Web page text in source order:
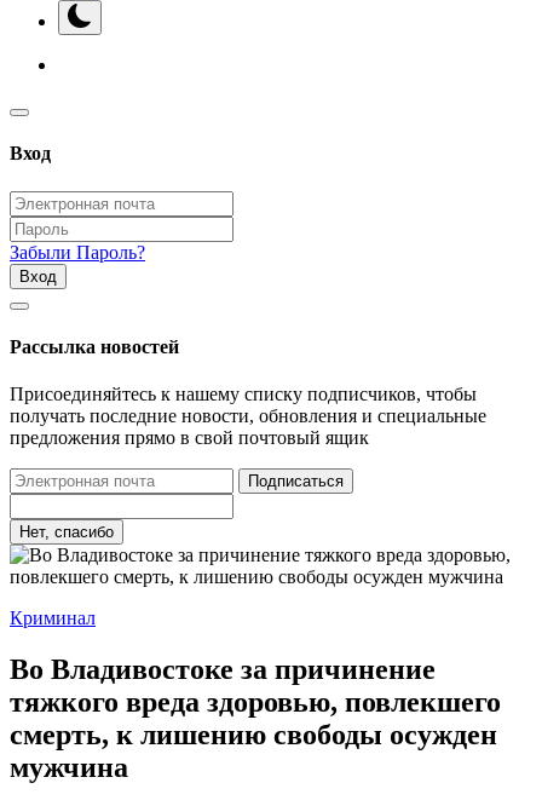
Вход
Забыли Пароль?
Вход
Рассылка новостей
Присоединяйтесь к нашему списку подписчиков, чтобы
получать последние новости, обновления и специальные
предложения прямо в свой почтовый ящик
Подписаться
Нет, спасибо
Криминал
Во Владивостоке за причинение
тяжкого вреда здоровью, повлекшего
смерть, к лишению свободы осужден
мужчина